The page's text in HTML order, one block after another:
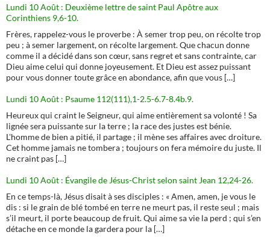
Lundi 10 Août : Deuxième lettre de saint Paul Apôtre aux
Corinthiens 9,6-10.
Frères, rappelez-vous le proverbe : À semer trop peu, on récolte trop
peu ; à semer largement, on récolte largement. Que chacun donne
comme il a décidé dans son cœur, sans regret et sans contrainte, car
Dieu aime celui qui donne joyeusement. Et Dieu est assez puissant
pour vous donner toute grâce en abondance, afin que vous […]
Lundi 10 Août : Psaume 112(111),1-2.5-6.7-8.4b.9.
Heureux qui craint le Seigneur, qui aime entièrement sa volonté ! Sa
lignée sera puissante sur la terre ; la race des justes est bénie.
L'homme de bien a pitié, il partage ; il mène ses affaires avec droiture.
Cet homme jamais ne tombera ; toujours on fera mémoire du juste. Il
ne craint pas […]
Lundi 10 Août : Évangile de Jésus-Christ selon saint Jean 12,24-26.
En ce temps-là, Jésus disait à ses disciples : « Amen, amen, je vous le
dis : si le grain de blé tombé en terre ne meurt pas, il reste seul ; mais
s’il meurt, il porte beaucoup de fruit. Qui aime sa vie la perd ; qui s’en
détache en ce monde la gardera pour la […]